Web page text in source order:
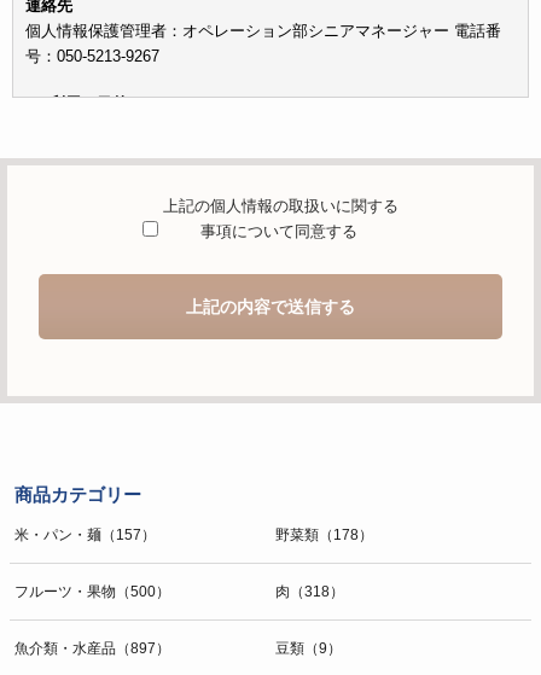
連絡先
個人情報保護管理者：オペレーション部シニアマネージャー 電話番
号：050-5213-9267
c）利用の目的
を適切に受け付け、当社が提供するサービスに関する情報を電子メー
d）個人情報を第三者に提供することが予定される場合の事項
情報を第三者に提供することはありません。
す。
的の通知・開示・内容の訂正・追加または削除・利用の停止・消去お
よび第三者への提供の停止（「開示等」といいます。）に応じます。
g）本人が個人情報を与えることの任意性及び当該情報を与えなかっ
た場合に本人に生じる結果
個人情報の提供は任意と致しますが、当社が依頼する情報の提供がな
上記の個人情報の取扱いに関する
事項について同意する
上記の内容で送信する
商品カテゴリー
米・パン・麺（157） 野菜類（178）
フルーツ・果物（500） 肉（318）
魚介類・水産品（897） 豆類（9）